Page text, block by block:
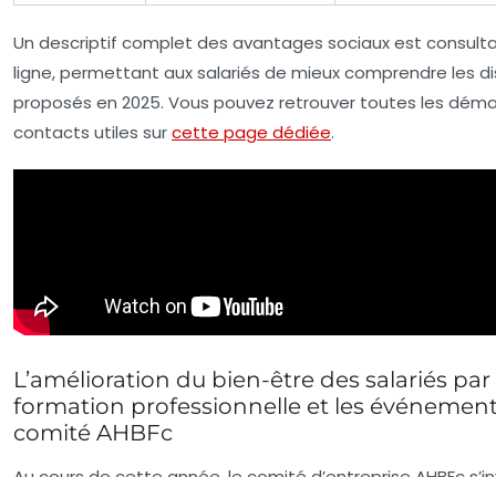
Un descriptif complet des avantages sociaux est
ligne, permettant aux salariés de mieux comprendre les
proposés en 2025. Vous pouvez retrouver toutes les
contacts utiles surcette page dédiée.
L’amélioration du bien-être des salariés par
formation professionnelle et les
comité AHBFc